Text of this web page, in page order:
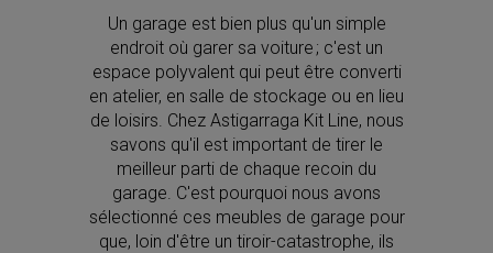
Un garage est bien plus qu'un simple
endroit où garer sa voiture ; c'est un
espace polyvalent qui peut être converti
en atelier, en salle de stockage ou en lieu
de loisirs. Chez Astigarraga Kit Line, nous
savons qu'il est important de tirer le
meilleur parti de chaque recoin du
garage. C'est pourquoi nous avons
sélectionné ces meubles de garage pour
que, loin d'être un tiroir-catastrophe, ils